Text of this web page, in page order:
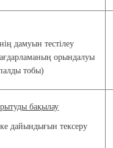
дамуын тестілеу
орындалуы
тобы)
бақылау
дайындығын тексеру